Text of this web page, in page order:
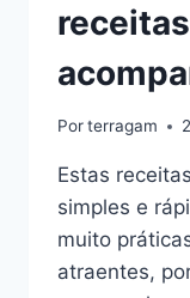
Porterragam
Estas
simples e
muito
atraentes,